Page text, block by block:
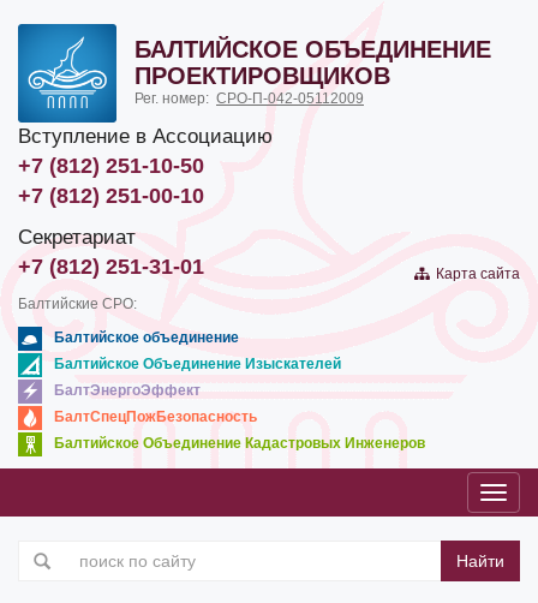
БАЛТИЙСКОЕ ОБЪЕДИНЕНИЕ
ПРОЕКТИРОВЩИКОВ
Рег. номер: СРО-П-042-05112009
Вступление в Ассоциацию
+7 (812) 251-10-50
+7 (812) 251-00-10
Секретариат
+7 (812) 251-31-01
Карта сайта
Балтийские СРО:
Балтийское объединение
Балтийское Объединение Изыскателей
БалтЭнергоЭффект
БалтСпецПожБезопасность
Балтийское Объединение Кадастровых Инженеров
Найти